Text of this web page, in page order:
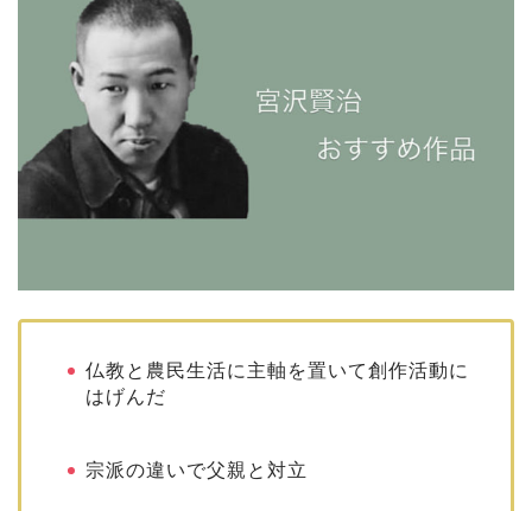
仏教と農民生活に主軸を置いて創作活動に
はげんだ
宗派の違いで父親と対立